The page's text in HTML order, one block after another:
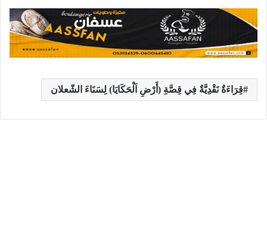
قِرَاءَةٌ نَقْدِيَّةٌ فِي قِصَّةِ (أَرْضِ اَلْحَكَايَا) لِسَنَاءَ الشّعلان